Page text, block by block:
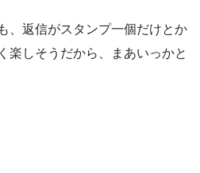
、返信がスタンプ一個だけとか
楽しそうだから、まあいっかと